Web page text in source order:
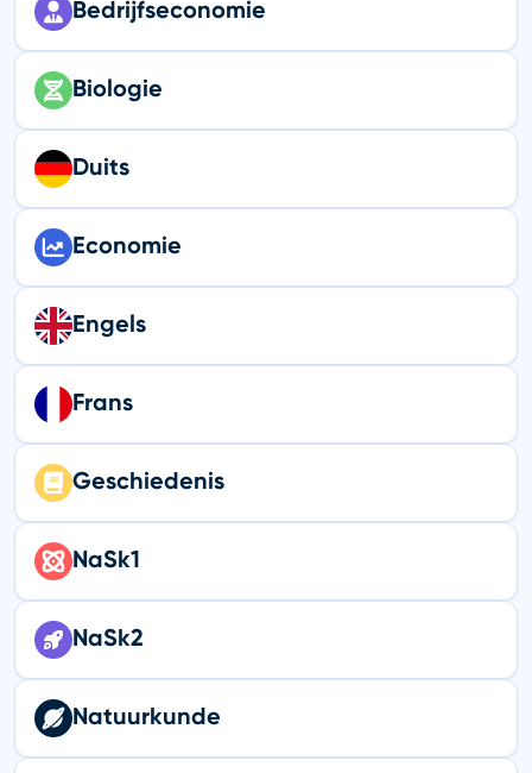
Bedrijfseconomie
Biologie
Duits
Economie
Engels
Frans
Geschiedenis
NaSk1
NaSk2
Natuurkunde